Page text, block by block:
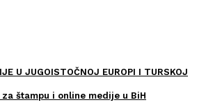
U JUGOISTOČNOJ EUROPI I TURSKOJ
štampu i online medije u BiH